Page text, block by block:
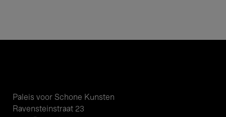
Paleis voor Schone Kunsten
Ravensteinstraat 23